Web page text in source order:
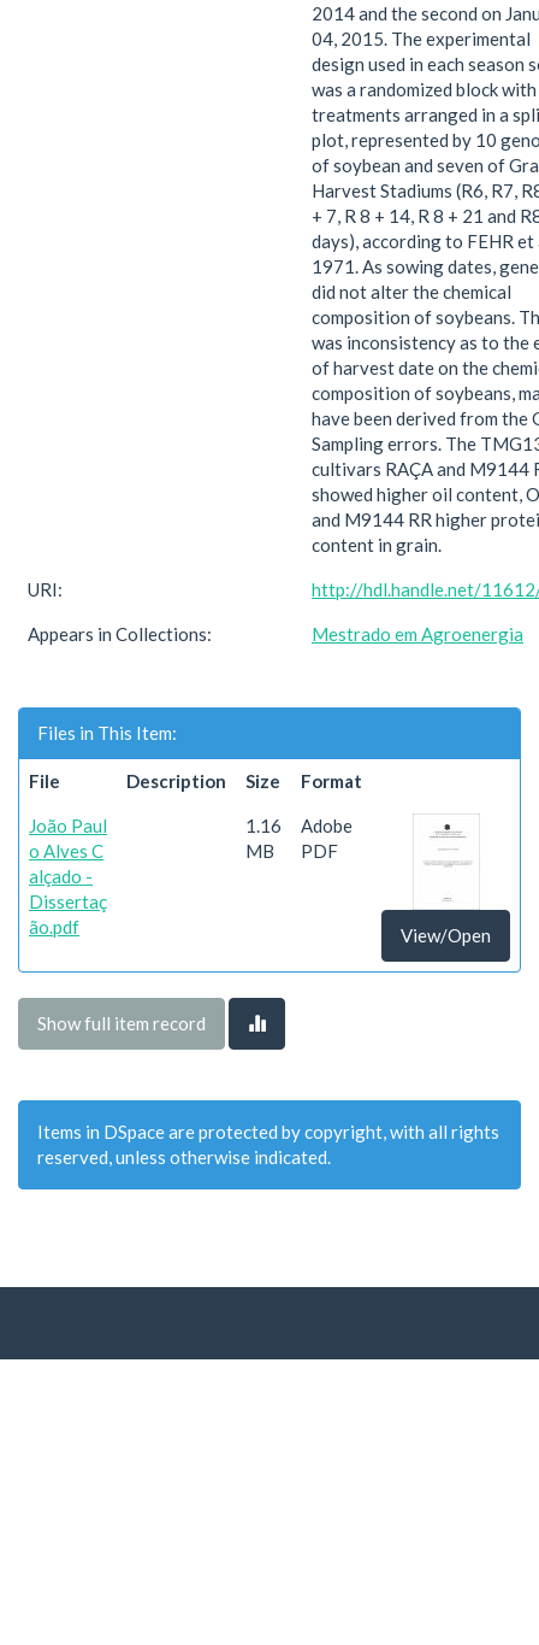
2014 and the second on
04, 2015. The experimental
design used in each season
was a randomized block with
treatments arranged in a
plot, represented by 10
of soybean and seven of
Harvest Stadiums (R6, R7,
+ 7, R 8 + 14, R 8 + 21 and
days), according to FEHR et
1971. As sowing dates,
did not alter the chemical
composition of soybeans.
was inconsistency as to the
of harvest date on the
composition of soybeans,
have been derived from the
Sampling errors. The
cultivars RAÇA and M9144
showed higher oil content,
and M9144 RR higher
content in grain.
URI: http://hdl.handle.net/
Appears in Collections: Mestrado em Agroenergia
Files in This Item:
File Description Size Format
João Paul
o Alves C
alçado -
Dissertaç
ão.pdf
1.16
MB
Adobe
PDF
View/Open
Show full item record
Items in DSpace are protected by copyright, with all rights
reserved, unless otherwise indicated.